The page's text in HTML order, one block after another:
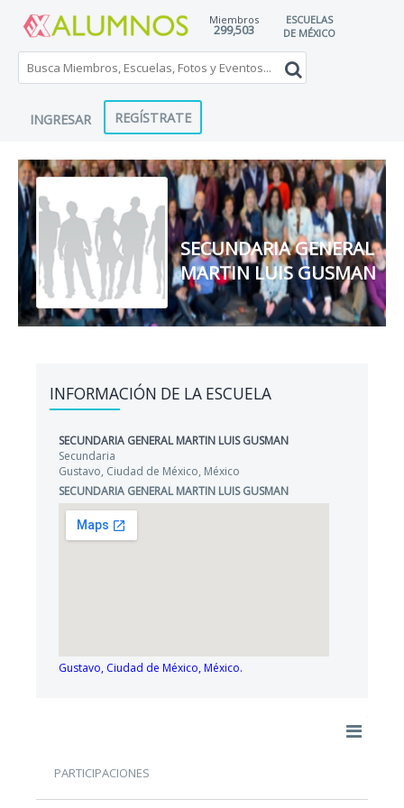
Miembros
299,503
ESCUELAS
DE MÉXICO
INGRESAR REGÍSTRATE
SECUNDARIA GENERAL
MARTIN LUIS GUSMAN
INFORMACIÓN DE LA ESCUELA
SECUNDARIA GENERAL MARTIN LUIS GUSMAN
Secundaria
Gustavo, Ciudad de México, México
SECUNDARIA GENERAL MARTIN LUIS GUSMAN
Gustavo, Ciudad de México, México.
PARTICIPACIONES